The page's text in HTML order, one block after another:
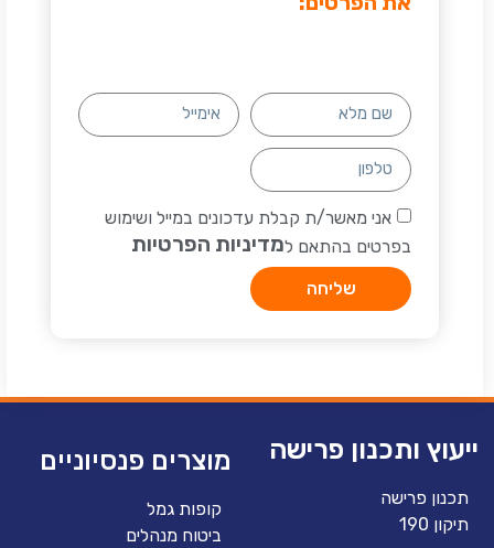
אני מאשר/ת קבלת עדכונים במייל ושימוש
בפרטים בהתאם למדיניות הפרטיות
שליחה
ייעוץ ותכנון פרישה
תכנון פרישה
תיקון 190
מוצרים פנסיוניים
קופות גמל
ביטוח מנהלים